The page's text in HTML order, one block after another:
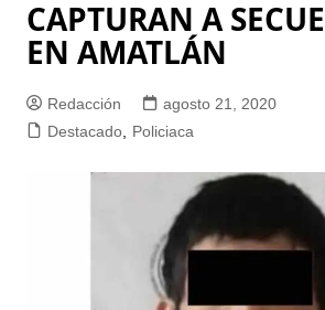
CAPTURAN A
EN AMATLÁN
Redacción
agosto 21, 2020
Destacado, Policiaca